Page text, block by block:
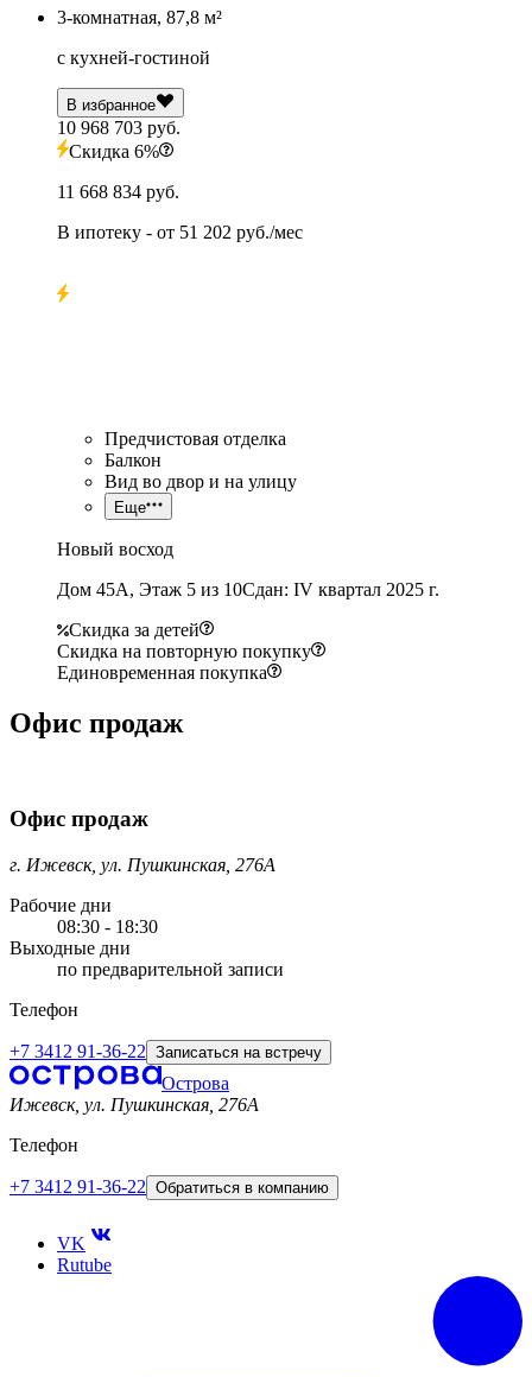
3-комнатная, 87,8 м²
с кухней-гостиной
В избранное
10 968 703 руб.
Скидка 6%
11 668 834 руб.
В ипотеку - от 51 202 руб./мес
Предчистовая отделка
Балкон
Вид во двор и на улицу
Еще
Новый восход
Дом 45А, Этаж 5 из 10Сдан: IV квартал 2025 г.
Скидка за детей
Скидка на повторную покупку
Единовременная покупка
Офис продаж
Офис продаж
г. Ижевск, ул. Пушкинская, 276А
Рабочие дни
08:30 - 18:30
Выходные дни
по предварительной записи
Телефон
+7 3412 91-36-22 Записаться на встречу
Острова
Ижевск, ул. Пушкинская, 276A
Телефон
+7 3412 91-36-22 Обратиться в компанию
VK
Rutube